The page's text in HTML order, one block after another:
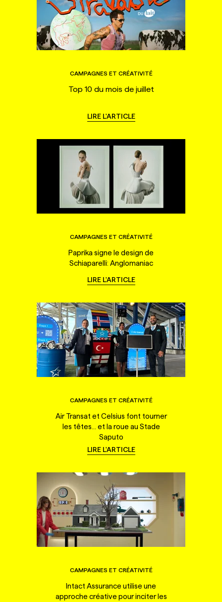
CAMPAGNES ET CRÉATIVITÉ
Top 10 du mois de juillet
LIRE L'ARTICLE
CAMPAGNES ET CRÉATIVITÉ
Paprika signe le design de
Schiaparelli: Anglomaniac
LIRE L'ARTICLE
CAMPAGNES ET CRÉATIVITÉ
Air Transat et Celsius font tourner
les têtes... et la roue au Stade
Saputo
LIRE L'ARTICLE
CAMPAGNES ET CRÉATIVITÉ
Intact Assurance utilise une
approche créative pour inciter les